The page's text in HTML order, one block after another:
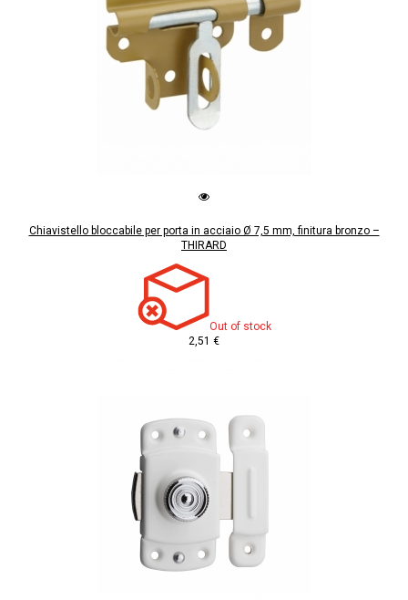
Chiavistello bloccabile per porta in acciaio Ø 7,5 mm, finitura bronzo –
THIRARD
Out of stock
2,51 €